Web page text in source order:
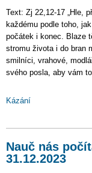
Text: Zj 22,12-17 „Hle,
každému podle toho,
počátek i konec. Blaze
stromu života i do bran
smilníci, vrahové,
svého posla, aby vám
Kázání
Nauč nás
31.12.2023